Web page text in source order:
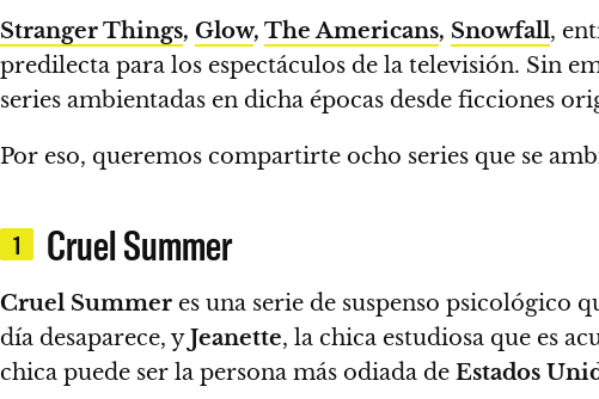
Stranger Things, Glow, The Americans, Snowfall,
predilecta para los espectáculos de la televisión. Sin
series ambientadas en dicha épocas desde ficciones
Por eso, queremos compartirte ocho series que se
1 Cruel Summer
Cruel Summer es una serie de suspenso psicológico
día desaparece, yJeanette, la chica estudiosa que es
chica puede ser la persona más odiada de Estados